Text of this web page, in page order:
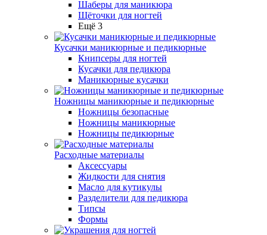
Шаберы для маникюра
Щёточки для ногтей
Ещё 3
Кусачки маникюрные и педикюрные
Книпсеры для ногтей
Кусачки для педикюра
Маникюрные кусачки
Ножницы маникюрные и педикюрные
Ножницы безопасные
Ножницы маникюрные
Ножницы педикюрные
Расходные материалы
Аксессуары
Жидкости для снятия
Масло для кутикулы
Разделители для педикюра
Типсы
Формы